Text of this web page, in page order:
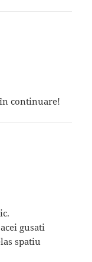
continuare!
gusati
spatiu